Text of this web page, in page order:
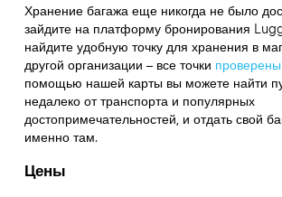
Хранение багажа еще никогда не было
зайдите на платформу бронирования
найдите удобную точку для хранения в
другой организации – все точки
помощью нашей карты вы можете найти
недалеко от транспорта и популярных
достопримечательностей, и отдать свой
именно там.
Цены